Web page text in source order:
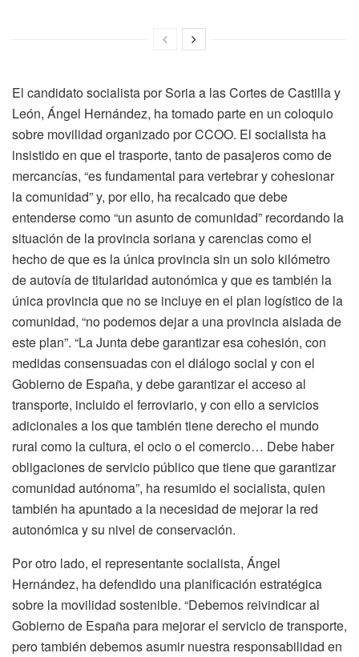
El candidato socialista por Soria a las Cortes de Castilla y
León, Ángel Hernández, ha tomado parte en un coloquio
sobre movilidad organizado por CCOO. El socialista ha
insistido en que el trasporte, tanto de pasajeros como de
mercancías, “es fundamental para vertebrar y cohesionar
la comunidad” y, por ello, ha recalcado que debe
entenderse como “un asunto de comunidad” recordando la
situación de la provincia soriana y carencias como el
hecho de que es la única provincia sin un solo kilómetro
de autovía de titularidad autonómica y que es también la
única provincia que no se incluye en el plan logístico de la
comunidad, “no podemos dejar a una provincia aislada de
este plan”. “La Junta debe garantizar esa cohesión, con
medidas consensuadas con el diálogo social y con el
Gobierno de España, y debe garantizar el acceso al
transporte, incluido el ferroviario, y con ello a servicios
adicionales a los que también tiene derecho el mundo
rural como la cultura, el ocio o el comercio… Debe haber
obligaciones de servicio público que tiene que garantizar
comunidad autónoma”, ha resumido el socialista, quien
también ha apuntado a la necesidad de mejorar la red
autonómica y su nivel de conservación.
Por otro lado, el representante socialista, Ángel
Hernández, ha defendido una planificación estratégica
sobre la movilidad sostenible. “Debemos reivindicar al
Gobierno de España para mejorar el servicio de transporte,
pero también debemos asumir nuestra responsabilidad en